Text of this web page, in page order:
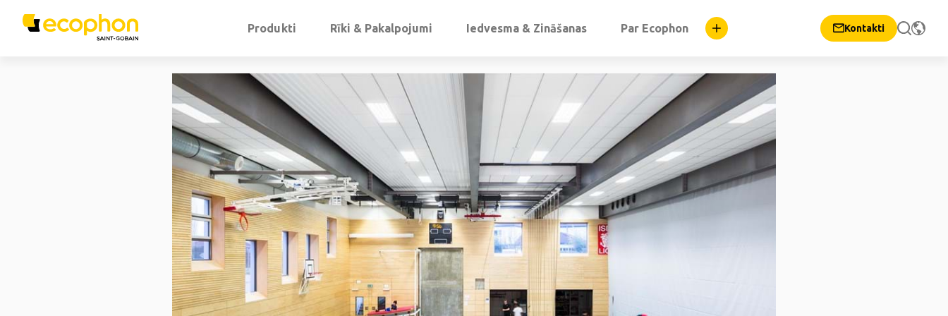
Produkti Rīki & Pakalpojumi Iedvesma & Zināšanas Par Ecophon Kontakti